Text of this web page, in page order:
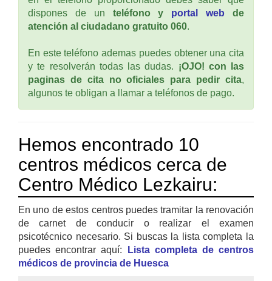
dispones de un teléfono y portal web de
atención al ciudadano gratuito 060.
En este teléfono ademas puedes obtener una cita
y te resolverán todas las dudas. ¡OJO! con las
paginas de cita no oficiales para pedir cita,
algunos te obligan a llamar a teléfonos de pago.
Hemos encontrado 10
centros médicos cerca de
Centro Médico Lezkairu:
En uno de estos centros puedes tramitar la renovación
de carnet de conducir o realizar el examen
psicotécnico necesario. Si buscas la lista completa la
puedes encontrar aquí:
Lista completa de centros
médicos de provincia de Huesca